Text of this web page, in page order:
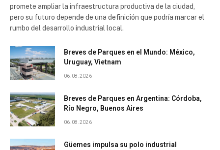
promete ampliar la infraestructura productiva de la ciudad,
pero su futuro depende de una definición que podría marcar el
rumbo del desarrollo industrial local.
Breves de Parques en el Mundo: México,
Uruguay, Vietnam
06.08.2026
Breves de Parques en Argentina: Córdoba,
Río Negro, Buenos Aires
06.08.2026
Güemes impulsa su polo industrial